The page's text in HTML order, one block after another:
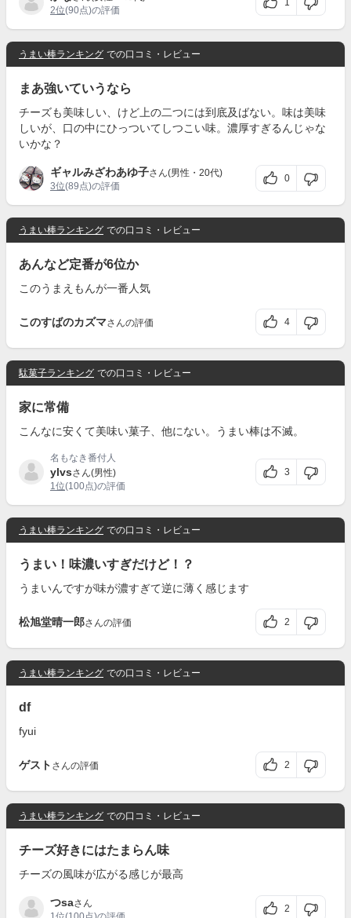
2位(90点)の評価
1
うまい棒ランキング での口コミ・レビュー
まあ強いていうなら
チーズも美味しい、けど上の二つには到底及ばない。味は美味
しいが、口の中にひっついてしつこい味。濃厚すぎるんじゃな
いかな？
ギャルみざわあゆ子さん(男性・20代)
3位(89点)の評価
0
うまい棒ランキング での口コミ・レビュー
あんなど定番が6位か
このうまえもんが一番人気
このすばのカズマさんの評価 4
駄菓子ランキング での口コミ・レビュー
家に常備
こんなに安くて美味い菓子、他にない。うまい棒は不滅。
名もなき番付人
ylvsさん(男性)
1位(100点)の評価
3
うまい棒ランキング での口コミ・レビュー
うまい！味濃いすぎだけど！？
うまいんですが味が濃すぎて逆に薄く感じます
松旭堂晴一郎さんの評価 2
うまい棒ランキング での口コミ・レビュー
df
fyui
ゲスト さんの評価 2
うまい棒ランキング での口コミ・レビュー
チーズ好きにはたまらん味
チーズの風味が広がる感じが最高
つsaさん
2